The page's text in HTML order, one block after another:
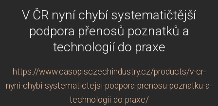
V ČR nyní chybí systematičtější
podpora přenosů poznatků a
technologií do praxe
https://www.casopisczechindustry.cz/products/v-cr-
nyni-chybi-systematictejsi-podpora-prenosu-poznatku-a-
technologii-do-praxe/